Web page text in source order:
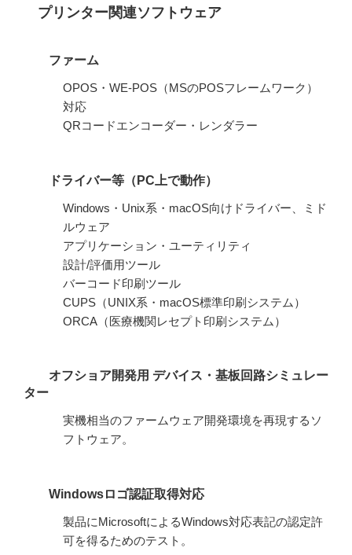
プリンター関連ソフトウェア
ファーム
OPOS・WE-POS（MSのPOSフレームワーク）
対応
QRコードエンコーダー・レンダラー
ドライバー等（PC上で動作）
Windows・Unix系・macOS向けドライバー、ミド
ルウェア
アプリケーション・ユーティリティ
設計/評価用ツール
バーコード印刷ツール
CUPS（UNIX系・macOS標準印刷システム）
ORCA（医療機関レセプト印刷システム）
オフショア開発用 デバイス・基板回路シミュレー
ター
実機相当のファームウェア開発環境を再現するソ
フトウェア。
Windowsロゴ認証取得対応
製品にMicrosoftによるWindows対応表記の認定許
可を得るためのテスト。